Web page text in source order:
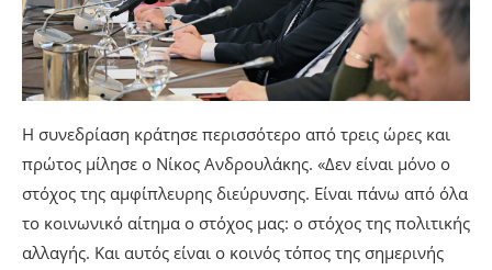
Η συνεδρίαση κράτησε περισσότερο από τρεις ώρες και
πρώτος μίλησε ο Νίκος Ανδρουλάκης. «Δεν είναι μόνο ο
στόχος της αμφίπλευρης διεύρυνσης. Είναι πάνω από όλα
το κοινωνικό αίτημα ο στόχος μας: ο στόχος της πολιτικής
αλλαγής. Και αυτός είναι ο κοινός τόπος της σημερινής